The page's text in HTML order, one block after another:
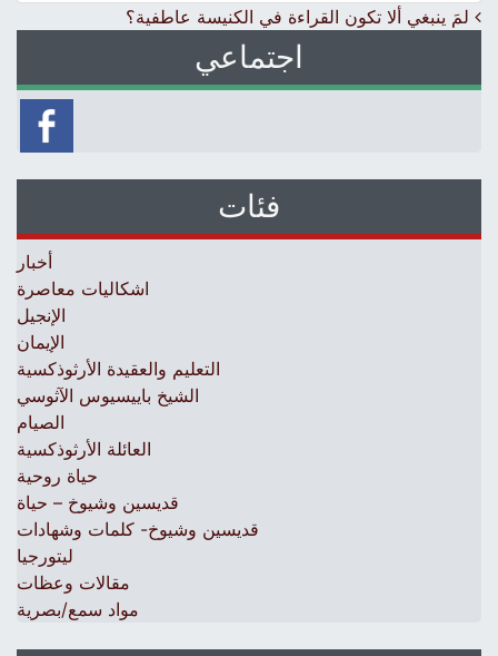
Post navigation
لمَ ينبغي ألا تكون القراءة في الكنيسة عاطفية؟
اجتماعي
فئات
أخبار
اشكاليات معاصرة
الإنجيل
الإيمان
التعليم والعقيدة الأرثوذكسية
الشيخ باييسيوس الآثوسي
الصيام
العائلة الأرثوذكسية
حياة روحية
قديسين وشيوخ – حياة
قديسين وشيوخ- كلمات وشهادات
ليتورجيا
مقالات وعظات
مواد سمع/بصرية